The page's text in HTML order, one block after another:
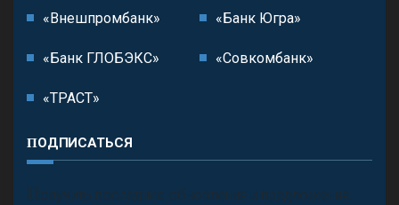
«Внешпромбанк» «Банк Югра»
«Банк ГЛОБЭКС» «Совкомбанк»
«ТРАСТ»
ПОДПИСАТЬСЯ
П олучить последние обновления и предложения.